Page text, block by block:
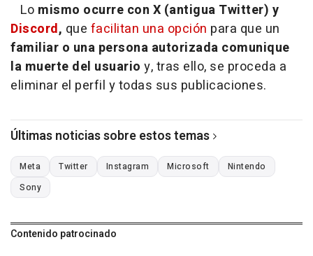
Lo mismo ocurre con X (antigua Twitter) y
Discord, que facilitan una opción para que un
familiar o una persona autorizada comunique
la muerte del usuario y, tras ello, se proceda a
eliminar el perfil y todas sus publicaciones.
Últimas noticias sobre estos temas
Meta Twitter Instagram Microsoft
Nintendo
Sony
Contenido patrocinado